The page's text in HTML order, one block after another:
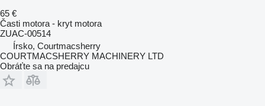
65 €
Časti motora - kryt motora
ZUAC-00514
Írsko, Courtmacsherry
COURTMACSHERRY MACHINERY LTD
Obráťte sa na predajcu